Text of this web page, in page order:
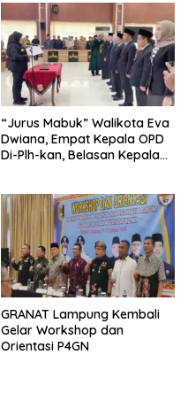
“Jurus Mabuk” Walikota Eva
Dwiana, Empat Kepala OPD
Di-Plh-kan, Belasan Kepala
GRANAT Lampung Kembali
Gelar Workshop dan
Orientasi P4GN